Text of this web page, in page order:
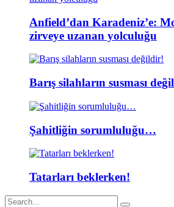
Anfield’dan Karadeniz’e:
zirveye uzanan yolculuğu
Barış silahların susması
Şahitliğin sorumluluğu…
Tatarları beklerken!